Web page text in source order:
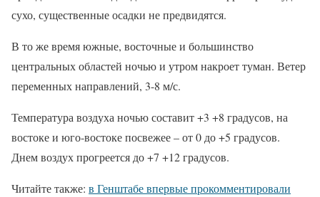
сухо, существенные осадки не предвидятся.
В то же время южные, восточные и большинство
центральных областей ночью и утром накроет туман. Ветер
переменных направлений, 3-8 м/с.
Температура воздуха ночью составит +3 +8 градусов, на
востоке и юго-востоке посвежее – от 0 до +5 градусов.
Днем воздух прогреется до +7 +12 градусов.
Читайте также: в Генштабе впервые прокомментировали